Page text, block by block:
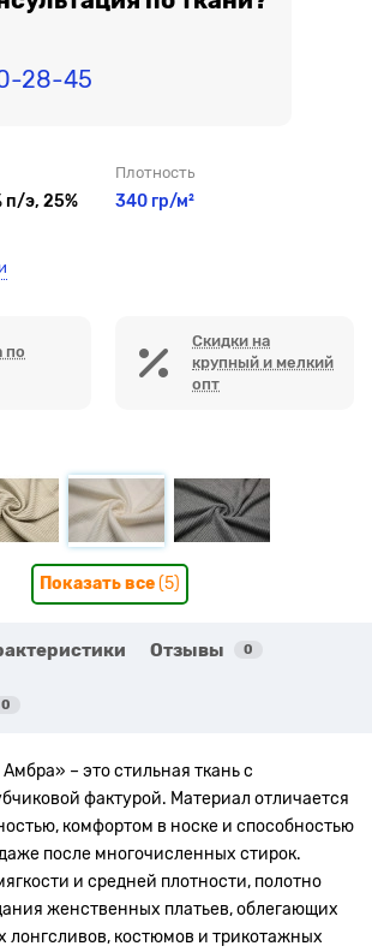
28-45
п/э, 25%
Плотность
340 гр/м²
по
Скидки на
крупный и мелкий
опт
Показать все(5)
Отзывы 0
0
– это стильная ткань с
фактурой. Материал отличается
комфортом в носке и способностью
после многочисленных стирок.
и средней плотности, полотно
женственных платьев, облегающих
лонгсливов, костюмов и трикотажных